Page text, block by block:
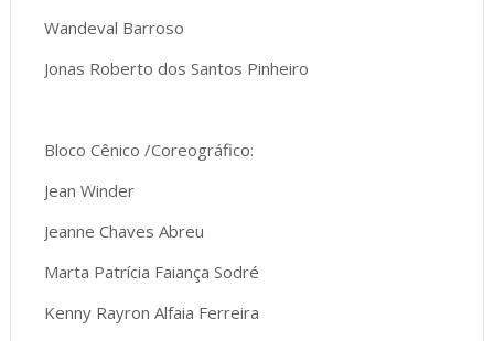
Wandeval Barroso
Jonas Roberto dos Santos Pinheiro
Bloco Cênico /Coreográfico:
Jean Winder
Jeanne Chaves Abreu
Marta Patrícia Faiança Sodré
Kenny Rayron Alfaia Ferreira